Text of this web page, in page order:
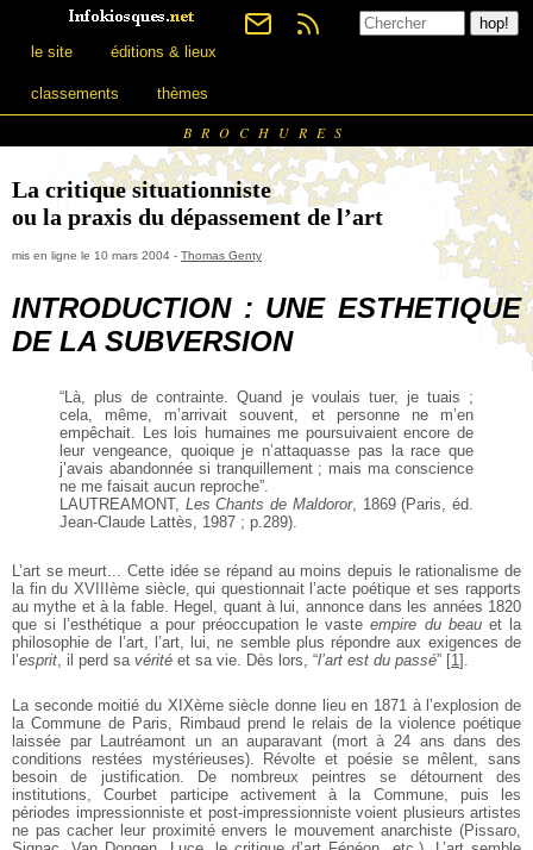
le site éditions & lieux
classements thèmes
BROCHURES
La critique situationniste
ou la praxis du dépassement de l’art
mis en ligne le 10 mars 2004 - Thomas Genty
INTRODUCTION : UNE ESTHETIQUE
DE LA SUBVERSION
“Là, plus de contrainte. Quand je voulais tuer, je tuais ;
cela, même, m’arrivait souvent, et personne ne m’en
empêchait. Les lois humaines me poursuivaient encore de
leur vengeance, quoique je n’attaquasse pas la race que
j’avais abandonnée si tranquillement ; mais ma conscience
ne me faisait aucun reproche”.
LAUTREAMONT, Les Chants de Maldoror, 1869 (Paris, éd.
Jean-Claude Lattès, 1987 ; p.289).
L’art se meurt... Cette idée se répand au moins depuis le rationalisme de
la fin du XVIIIème siècle, qui questionnait l’acte poétique et ses rapports
au mythe et à la fable. Hegel, quant à lui, annonce dans les années 1820
que si l’esthétique a pour préoccupation le vasteempire du beauet la
philosophie de l’art, l’art, lui, ne semble plus répondre aux exigences de
l’esprit , il perd sa vérité et sa vie. Dès lors, “l’art est du passé” [1 ]
La seconde moitié du XIXème siècle donne lieu en 1871 à l’explosion de
la Commune de Paris, Rimbaud prend le relais de la violence poétique
laissée par Lautréamont un an auparavant (mort à 24 ans dans des
conditions restées mystérieuses). Révolte et poésie se mêlent, sans
besoin de justification. De nombreux peintres se détournent des
institutions, Courbet participe activement à la Commune, puis les
périodes impressionniste et post-impressionniste voient plusieurs artistes
ne pas cacher leur proximité envers le mouvement anarchiste (Pissaro,